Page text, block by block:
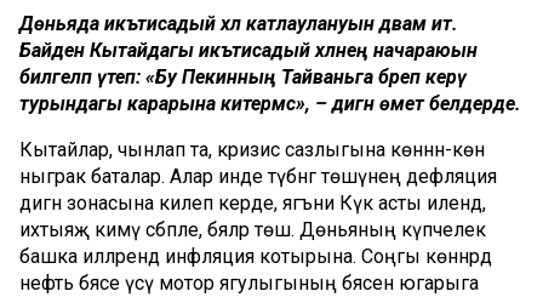
Дөньяда икътисадый хәл катлаулануын дәвам итә.
Байден Кытайдагы икътисадый хәлнең начараюын
билгеләп үтеп: «Бу Пекинның Тайваньга бәреп керү
турындагы карарына китермәс», – дигән өмет белдерде.
Кытайлар, чынлап та, кризис сазлыгына көннән-көн
ныграк баталар. Алар инде түбәнгә төшүнең дефляция
дигән зонасына килеп керде, ягъни Күк асты илендә,
ихтыяҗ кимү сәбәпле, бәяләр төшә. Дөньяның күпчелек
башка илләрендә инфляция котырына. Соңгы көннәрдә
нефть бәясе үсү мотор ягулыгының бәясен югарыга